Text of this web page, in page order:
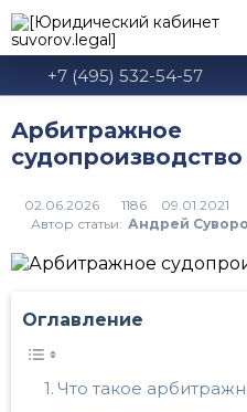
+7 (495) 532-54-57
Арбитражное
судопроизводство
1186
Автор статьи: Андрей
Оглавление
Что такое